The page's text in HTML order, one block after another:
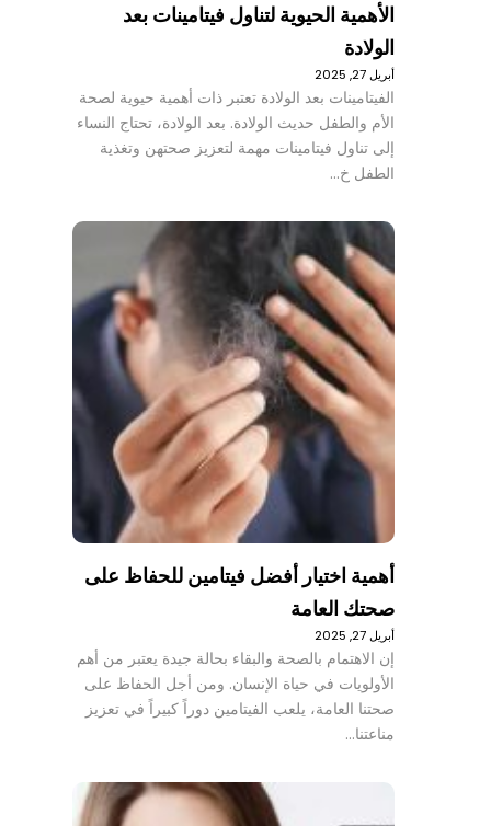
الأهمية الحيوية لتناول فيتامينات بعد
الولادة
أبريل 27, 2025
الفيتامينات بعد الولادة تعتبر ذات أهمية حيوية لصحة
الأم والطفل حديث الولادة. بعد الولادة، تحتاج النساء
إلى تناول فيتامينات مهمة لتعزيز صحتهن وتغذية
الطفل خ…
أهمية اختيار أفضل فيتامين للحفاظ على
صحتك العامة
أبريل 27, 2025
إن الاهتمام بالصحة والبقاء بحالة جيدة يعتبر من أهم
الأولويات في حياة الإنسان. ومن أجل الحفاظ على
صحتنا العامة، يلعب الفيتامين دوراً كبيراً في تعزيز
مناعتنا…